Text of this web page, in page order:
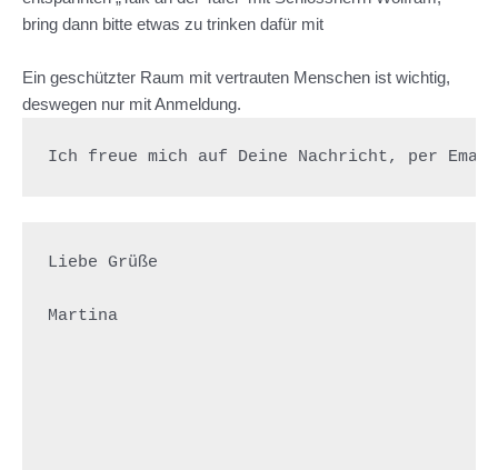
bring dann bitte etwas zu trinken dafür mit
Ein geschützter Raum mit vertrauten Menschen ist wichtig,
deswegen nur mit Anmeldung.
Ich freue mich auf Deine Nachricht, per Email
Liebe Grüße
Martina